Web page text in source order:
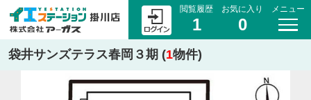
閲覧履歴
1
お気に入り
0
メニュー
袋井サンズテラス春岡３期 (1物件)